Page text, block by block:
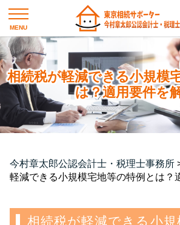
相続税が軽減できる小規模
は？適用要件を
今村章太郎公認会計士・税理士事務所
軽減できる小規模宅地等の特例とは？
相続税が軽減できる小規